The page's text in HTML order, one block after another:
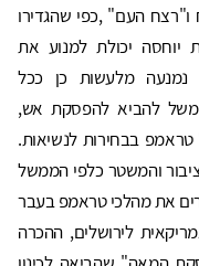
העם" ,כפי שהגדירו
יוחסה יכולת למנוע את
נמנעה מלעשות כן ככל
להביא להפסקת אש,
בבחירות לנשיאות.
והמשטר כלפי הממשל
את מהלכי טראמפ בעבר
לירושלים, ההכרה